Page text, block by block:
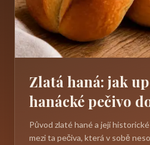
Zlatá haná: jak
hanácké pečivo
Původ zlaté hané a její
mezi ta pečiva, která v sobě